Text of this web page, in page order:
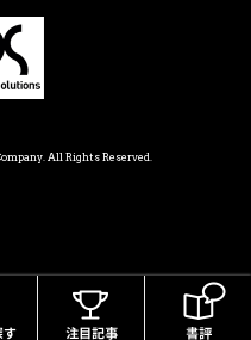
All Rights Reserved.